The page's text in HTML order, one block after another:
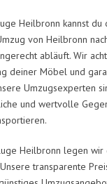
Heilbronn kannst du
von Heilbronn
abläuft. Wir
deiner Möbel und
Umzugsexperten
und wertvolle
Heilbronn legen
transparente